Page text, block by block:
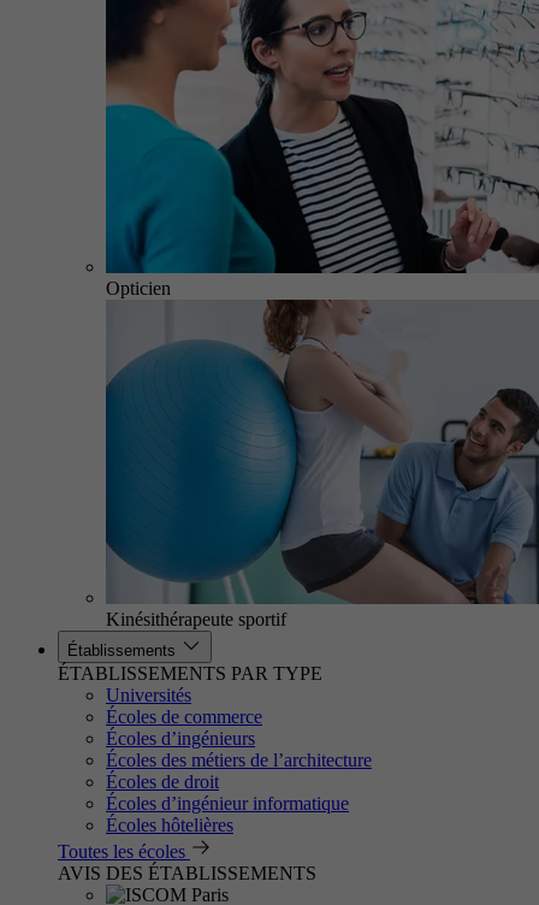
Opticien
Kinésithérapeute sportif
Établissements
ÉTABLISSEMENTS PAR TYPE
Universités
Écoles de commerce
Écoles d’ingénieurs
Écoles des métiers de l’architecture
Écoles de droit
Écoles d’ingénieur informatique
Écoles hôtelières
Toutes les écoles
AVIS DES ÉTABLISSEMENTS